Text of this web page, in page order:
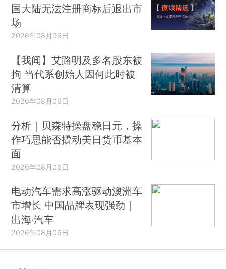
国大陆无法注册商标后退出市
场
2026年08月06日
【我闻】艾路明及多名股东被
拘 当代系创始人因何此时被
清算
2026年08月06日
分析｜贝森特操盘稳日元，操
作巧思能否撬动美日货币基本
面
2026年08月06日
电动汽车需求高涨驱动澳洲车
市增长 中国品牌表现强劲｜
出海·汽车
2026年08月06日